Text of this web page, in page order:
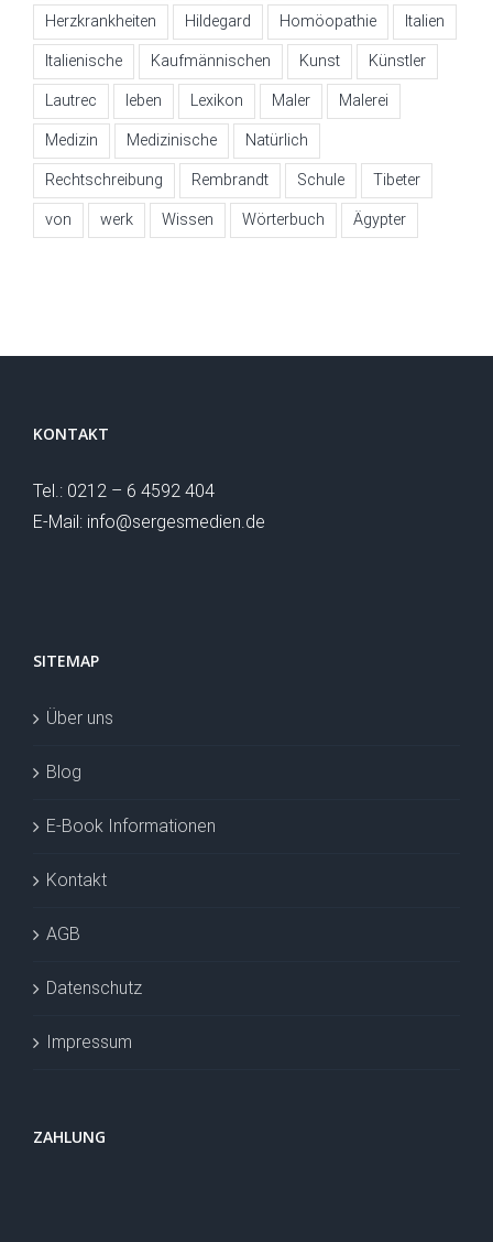
Herzkrankheiten Hildegard Homöopathie Italien
Italienische Kaufmännischen Kunst Künstler
Lautrec leben Lexikon Maler Malerei
Medizin Medizinische Natürlich
Rechtschreibung Rembrandt Schule Tibeter
von werk Wissen Wörterbuch Ägypter
KONTAKT
Tel.: 0212 – 6 4592 404
E-Mail: info@sergesmedien.de
SITEMAP
Über uns
Blog
E-Book Informationen
Kontakt
AGB
Datenschutz
Impressum
ZAHLUNG